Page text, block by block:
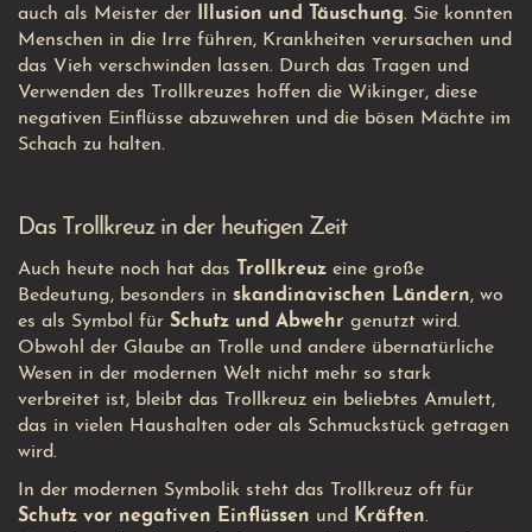
auch als Meister der
Illusion und Täuschung. Sie konnten
Menschen in die Irre führen, Krankheiten verursachen und
das Vieh verschwinden lassen. Durch das Tragen und
Verwenden des Trollkreuzes hoffen die Wikinger, diese
negativen Einflüsse abzuwehren und die bösen Mächte im
Schach zu halten.
Das Trollkreuz in der heutigen Zeit
Auch heute noch hat das Trollkreuz eine große
Bedeutung, besonders in skandinavischen Ländern, wo
es als Symbol für Schutz und Abwehr genutzt wird.
Obwohl der Glaube an Trolle und andere übernatürliche
Wesen in der modernen Welt nicht mehr so ​​stark
verbreitet ist, bleibt das Trollkreuz ein beliebtes Amulett,
das in vielen Haushalten oder als Schmuckstück getragen
wird.
In der modernen Symbolik steht das Trollkreuz oft für
Schutz vor negativen Einflüssen und Kräften.